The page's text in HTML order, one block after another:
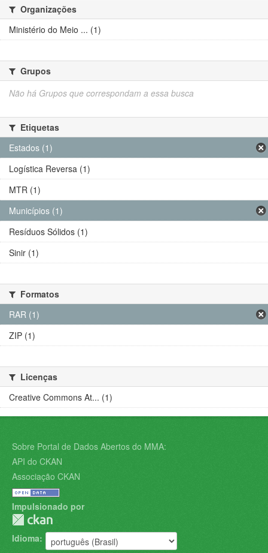
Organizações
Ministério do Meio ... (1)
Grupos
Não há Grupos que correspondam a essa busca
Etiquetas
Estados (1)
Logística Reversa (1)
MTR (1)
Municípios (1)
Resíduos Sólidos (1)
Sinir (1)
Formatos
RAR (1)
ZIP (1)
Licenças
Creative Commons At... (1)
Sobre Portal de Dados Abertos do MMA:
API do CKAN
Associação CKAN
Impulsionado por
Idioma